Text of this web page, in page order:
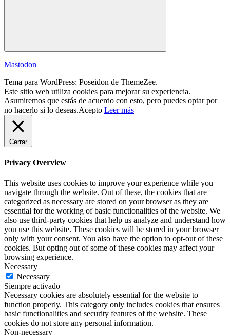
Buscar
Mastodon
Tema para WordPress: Poseidon de ThemeZee.
Este sitio web utiliza cookies para mejorar su experiencia.
Asumiremos que estás de acuerdo con esto, pero puedes optar por
no hacerlo si lo deseas.Acepto Leer más
Cerrar
Privacy Overview
This website uses cookies to improve your experience while you
navigate through the website. Out of these, the cookies that are
categorized as necessary are stored on your browser as they are
essential for the working of basic functionalities of the website. We
also use third-party cookies that help us analyze and understand how
you use this website. These cookies will be stored in your browser
only with your consent. You also have the option to opt-out of these
cookies. But opting out of some of these cookies may affect your
browsing experience.
Necessary
Necessary
Siempre activado
Necessary cookies are absolutely essential for the website to
function properly. This category only includes cookies that ensures
basic functionalities and security features of the website. These
cookies do not store any personal information.
Non-necessary